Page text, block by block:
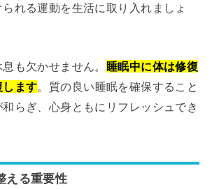
れる運動を生活に取り入れましょ
も欠かせません。 睡眠中に体は修復
します。質の良い睡眠を確保すること
らぎ、心身ともにリフレッシュでき
える重要性